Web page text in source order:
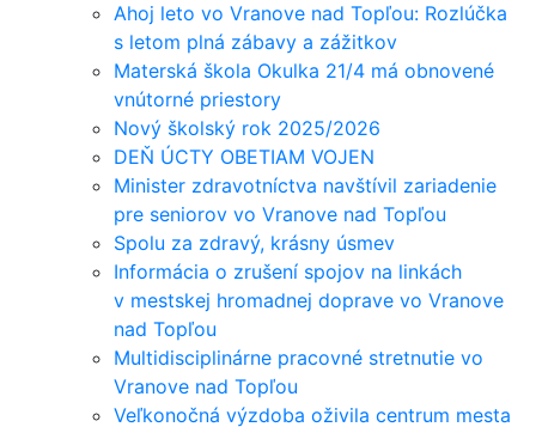
Ahoj leto vo Vranove nad Topľou: Rozlúčka
s letom plná zábavy a zážitkov
Materská škola Okulka 21/4 má obnovené
vnútorné priestory
Nový školský rok 2025/2026
DEŇ ÚCTY OBETIAM VOJEN
Minister zdravotníctva navštívil zariadenie
pre seniorov vo Vranove nad Topľou
Spolu za zdravý, krásny úsmev
Informácia o zrušení spojov na linkách
v mestskej hromadnej doprave vo Vranove
nad Topľou
Multidisciplinárne pracovné stretnutie vo
Vranove nad Topľou
Veľkonočná výzdoba oživila centrum mesta